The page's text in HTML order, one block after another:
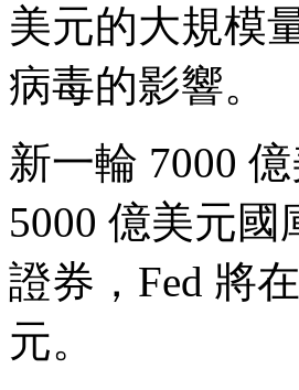
美元的大規模
病毒的影響。
新一輪 7000
5000 億美元
證券，Fed 將
元。